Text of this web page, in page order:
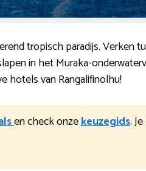
tropisch paradijs. Verken
in het Muraka-
hotels van Rangalifinolhu!
en check onzekeuzegids.